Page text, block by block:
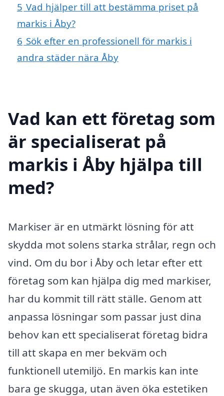
5 Vad hjälper till att bestämma priset på
markis i Åby?
6 Sök efter en professionell för markis i
andra städer nära Åby
Vad kan ett företag som
är specialiserat på
markis i Åby hjälpa till
med?
Markiser är en utmärkt lösning för att
skydda mot solens starka strålar, regn och
vind. Om du bor i Åby och letar efter ett
företag som kan hjälpa dig med markiser,
har du kommit till rätt ställe. Genom att
anpassa lösningar som passar just dina
behov kan ett specialiserat företag bidra
till att skapa en mer bekväm och
funktionell utemiljö. En markis kan inte
bara ge skugga, utan även öka estetiken